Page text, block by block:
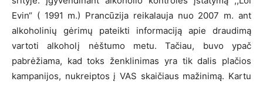
Evin“ ( 1991 m.) Prancūzija reikalauja nuo 2007 m. ant
alkoholinių gėrimų pateikti informaciją apie draudimą
vartoti alkoholį nėštumo metu. Tačiau, buvo ypač
pabrėžiama, kad toks ženklinimas yra tik dalis plačios
kampanijos, nukreiptos į VAS skaičiaus mažinimą. Kartu